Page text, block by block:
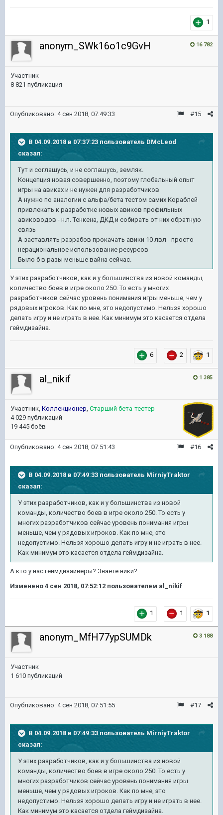
1
16 782
anonym_SWk16o1c9GvH
Участник
8 821 публикация
#15
Опубликовано: 4 сен 2018, 07:49:33
В 04.09.2018 в 07:37:23 пользователь DMcLeod
сказал:
Тут и соглашусь, и не соглашусь, земляк.
Концепция новая совершенно, поэтому глобальный опыт
игры на авиках и не нужен для разработчиков
А нужно по аналогии с альфа/бета тестом самих Кораблей
привлекать к разработке новых авиков профильных
авиководов - н.п. Тенкена, ДКД и собирать от них обратную
связь
А заставлять разрабов прокачать авики 10 лвл - просто
нерациональное использование ресурсов
Было б в разы меньше вайна сейчас.
У этих разработчиков, как и у большинства из новой команды,
количество боев в игре около 250. То есть у многих
разработчиков сейчас уровень понимания игры меньше, чем у
рядовых игроков. Как по мне, это недопустимо. Нельзя хорошо
делать игру и не играть в нее. Как минимум это касается отдела
геймдизайна.
6 2 1
1 385
al_nikif
Участник, Коллекционер Старший бета-тестер
4 029 публикаций
19 445 боёв
#16
Опубликовано: 4 сен 2018, 07:51:43
В 04.09.2018 в 07:49:33 пользователь MirniyTraktor
сказал:
У этих разработчиков, как и у большинства из новой
команды, количество боев в игре около 250. То есть у
многих разработчиков сейчас уровень понимания игры
меньше, чем у рядовых игроков. Как по мне, это
недопустимо. Нельзя хорошо делать игру и не играть в нее.
Как минимум это касается отдела геймдизайна.
А кто у нас геймдизайнеры? Знаете ники?
Изменено 4 сен 2018, 07:52:12 пользователем al_nikif
1 1 1
3 188
anonym_MfH77ypSUMDk
Участник
1 610 публикаций
#17
Опубликовано: 4 сен 2018, 07:51:55
В 04.09.2018 в 07:49:33 пользователь MirniyTraktor
сказал:
У этих разработчиков, как и у большинства из новой
команды, количество боев в игре около 250. То есть у
многих разработчиков сейчас уровень понимания игры
меньше, чем у рядовых игроков. Как по мне, это
недопустимо. Нельзя хорошо делать игру и не играть в нее.
Как минимум это касается отдела геймдизайна.